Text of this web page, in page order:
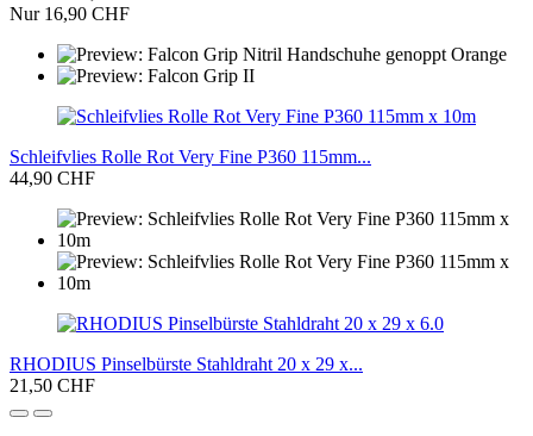
Nur 16,90 CHF
Schleifvlies Rolle Rot Very Fine P360 115mm...
44,90 CHF
RHODIUS Pinselbürste Stahldraht 20 x 29 x...
21,50 CHF